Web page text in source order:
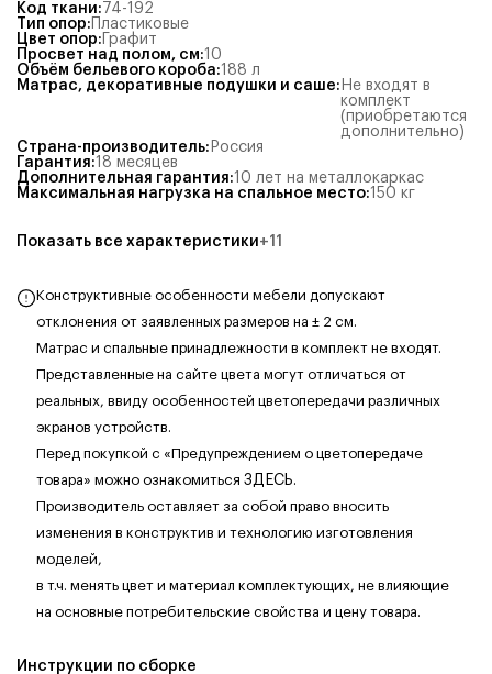
Код ткани: 74-192
Тип опор: Пластиковые
Цвет опор: Графит
Просвет над полом, см:10
Объём бельевого короба:188 л
Матрас, декоративные подушки и саше: Не входят в
комплект
(приобретаются
дополнительно)
Страна-производитель: Россия
Гарантия:18 месяцев
Дополнительная гарантия:10 лет на металлокаркас
Максимальная нагрузка на спальное место:150 кг
Показать все характеристики+11
Конструктивные особенности мебели допускают
отклонения от заявленных размеров на ± 2 см.
Матрас и спальные принадлежности в комплект не входят.
Представленные на сайте цвета могут отличаться от
реальных, ввиду особенностей цветопередачи различных
экранов устройств.
Перед покупкой с «Предупреждением о цветопередаче
товара» можно ознакомиться ЗДЕСЬ.
Производитель оставляет за собой право вносить
изменения в конструктив и технологию изготовления
моделей,
в т.ч. менять цвет и материал комплектующих, не влияющие
на основные потребительские свойства и цену товара.
Инструкции по сборке